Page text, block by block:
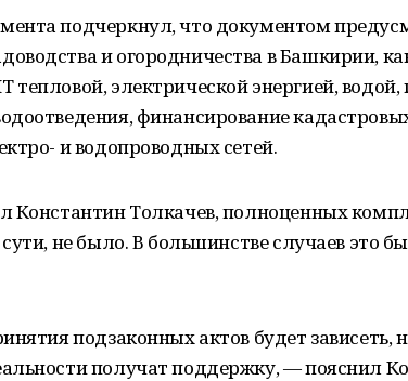
подчеркнул, что документом
и огородничества в Башкирии,
тепловой, электрической энергией,
финансирование
и водопроводных сетей.
Константин Толкачев, полноценных
не было. В большинстве случаев это
подзаконных актов будет зависеть,
получат поддержку, — пояснил